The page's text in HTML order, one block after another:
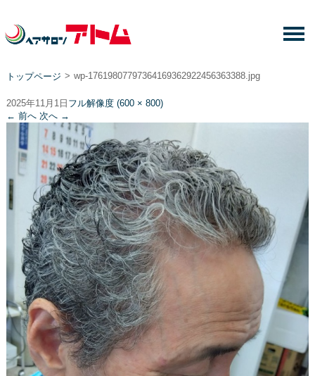
トップページ > wp-17619807797364169362922456363388.jpg
2025年11月1日 フル解像度 (600 × 800)
← 前へ 次へ →